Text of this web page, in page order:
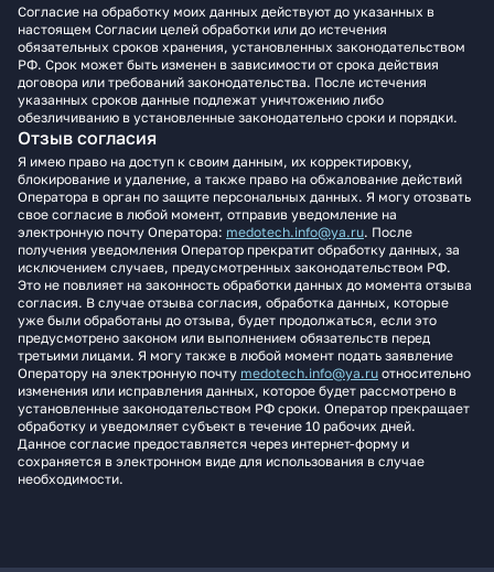
Согласие на обработку моих данных действуют до указанных в
настоящем Согласии целей обработки или до истечения
обязательных сроков хранения, установленных законодательством
РФ. Срок может быть изменен в зависимости от срока действия
договора или требований законодательства. После истечения
указанных сроков данные подлежат уничтожению либо
обезличиванию в установленные законодательно сроки и порядки.
Отзыв согласия
Я имею право на доступ к своим данным, их корректировку,
блокирование и удаление, а также право на обжалование действий
Оператора в орган по защите персональных данных. Я могу отозвать
свое согласие в любой момент, отправив уведомление на
электронную почту Оператора: medotech.info@ya.ru. После
получения уведомления Оператор прекратит обработку данных, за
исключением случаев, предусмотренных законодательством РФ.
Это не повлияет на законность обработки данных до момента отзыва
согласия. В случае отзыва согласия, обработка данных, которые
уже были обработаны до отзыва, будет продолжаться, если это
предусмотрено законом или выполнением обязательств перед
третьими лицами. Я могу также в любой момент подать заявление
Оператору на электронную почту medotech.info@ya.ru относительно
изменения или исправления данных, которое будет рассмотрено в
установленные законодательством РФ сроки. Оператор прекращает
обработку и уведомляет субъект в течение 10 рабочих дней.
Данное согласие предоставляется через интернет-форму и
сохраняется в электронном виде для использования в случае
необходимости.